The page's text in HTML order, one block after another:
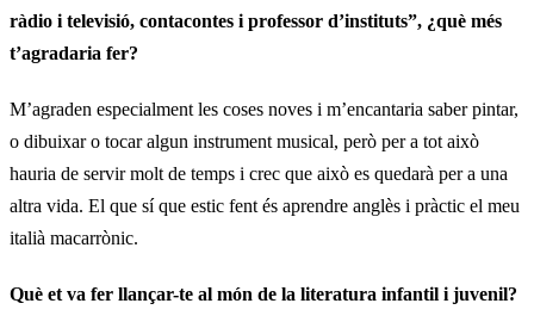
ràdio i televisió, contacontes i professor d’instituts”, ¿què més
t’agradaria fer?
M’agraden especialment les coses noves i m’encantaria saber pintar,
o dibuixar o tocar algun instrument musical, però per a tot això
hauria de servir molt de temps i crec que això es quedarà per a una
altra vida. El que sí que estic fent és aprendre anglès i pràctic el meu
italià macarrònic.
Què et va fer llançar-te al món de la literatura infantil i juvenil?